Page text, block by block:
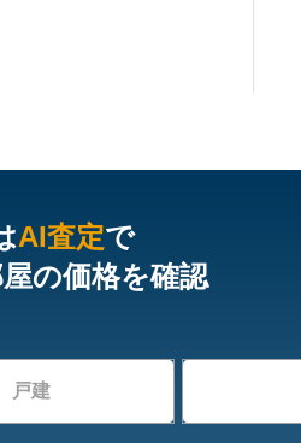
AI査定で
の価格を確認
戸建